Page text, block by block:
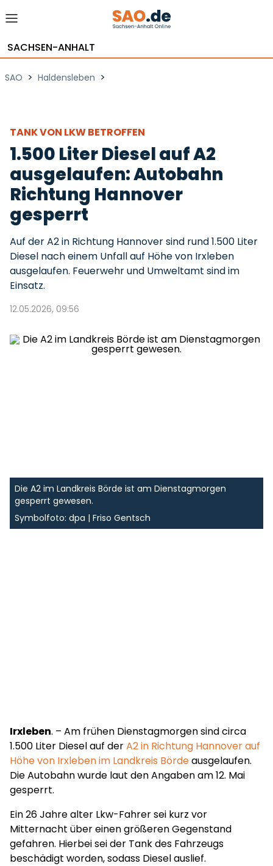
SACHSEN-ANHALT
SAO > Haldensleben >
TANK VON LKW BETROFFEN
1.500 Liter Diesel auf A2
ausgelaufen: Autobahn
Richtung Hannover
gesperrt
Auf der A2 in Richtung Hannover sind rund 1.500 Liter
Diesel nach einem Unfall auf Höhe von Irxleben
ausgelaufen. Feuerwehr und Umweltamt sind im
Einsatz.
12.05.2026, 09:56
Die A2 im Landkreis Börde ist am Dienstagmorgen
gesperrt gewesen.
Symbolfoto: dpa | Friso Gentsch
Irxleben. – Am frühen Dienstagmorgen sind circa
1.500 Liter Diesel auf derA2 in Richtung Hannover auf
Höhe von Irxleben im Landkreis Bördeausgelaufen.
Die Autobahn wurde laut den Angaben am 12. Mai
gesperrt.
Ein 26 Jahre alter Lkw-Fahrer sei kurz vor
Mitternacht über einen größeren Gegenstand
gefahren. Hierbei sei der Tank des Fahrzeugs
beschädigt worden, sodass Diesel auslief.